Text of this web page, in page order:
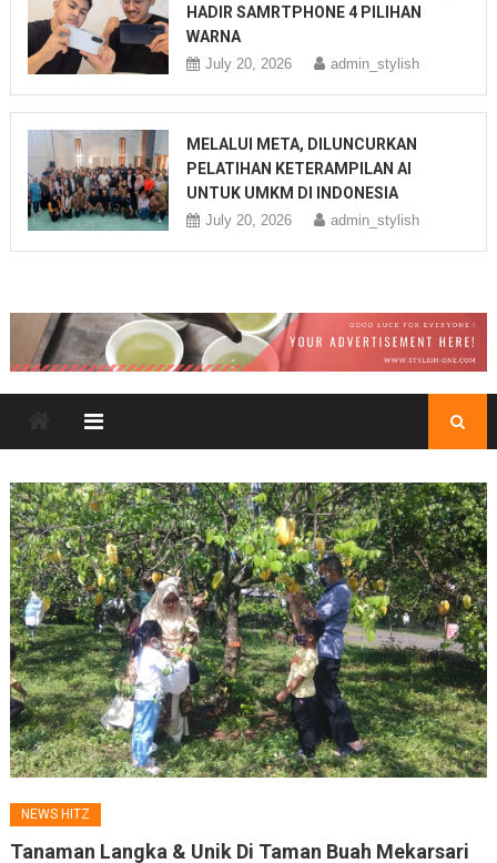
HADIR SAMRTPHONE 4 PILIHAN
WARNA
July 20, 2026 admin_stylish
MELALUI META, DILUNCURKAN
PELATIHAN KETERAMPILAN AI
UNTUK UMKM DI INDONESIA
July 20, 2026 admin_stylish
NEWS HITZ
Tanaman Langka & Unik Di Taman Buah Mekarsari